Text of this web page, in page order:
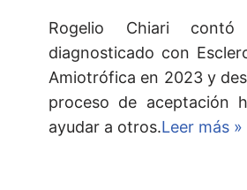
Rogelio Chiari
diagnosticado con
Amiotrófica en 2023 y
proceso de aceptación
ayudar a otros.Leer más »